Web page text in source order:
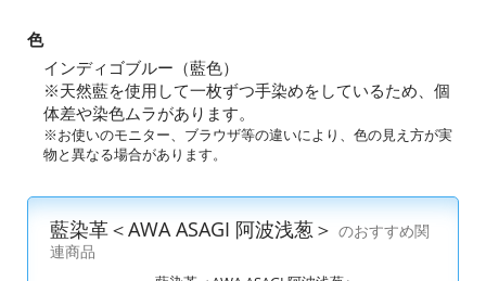
色
インディゴブルー（藍色）
※天然藍を使用して一枚ずつ手染めをしているため、個
体差や染色ムラがあります。
※お使いのモニター、ブラウザ等の違いにより、色の見え方が実
物と異なる場合があります。
藍染革＜AWA ASAGI 阿波浅葱＞ のおすすめ関
連商品